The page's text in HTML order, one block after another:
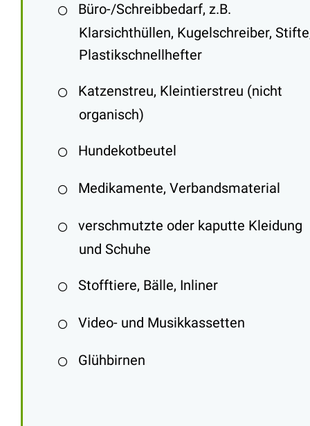
Büro-/Schreibbedarf, z.B.
Klarsichthüllen, Kugelschreiber,
Plastikschnellhefter
Katzenstreu, Kleintierstreu (nicht
organisch)
Hundekotbeutel
Medikamente, Verbandsmaterial
verschmutzte oder kaputte Kleidung
und Schuhe
Stofftiere, Bälle, Inliner
Video- und Musikkassetten
Glühbirnen